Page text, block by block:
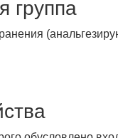
группа